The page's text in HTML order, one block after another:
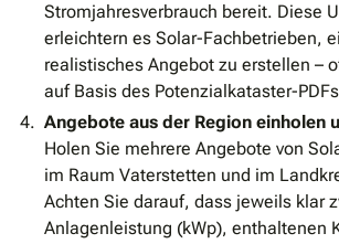
Stromjahresverbrauch bereit. Diese
erleichtern es Solar-Fachbetrieben,
realistisches Angebot zu erstellen –
auf Basis des Potenzialkataster-
Angebote aus der Region einholen
Holen Sie mehrere Angebote von
im Raum Vaterstetten und im
Achten Sie darauf, dass jeweils klar
Anlagenleistung (kWp), enthaltenen